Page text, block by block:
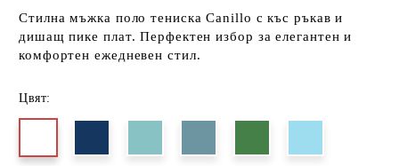
Стилна мъжка поло тениска Canillo с къс ръкав и
дишащ пике плат. Перфектен избор за елегантен и
комфортен ежедневен стил.
Цвят: